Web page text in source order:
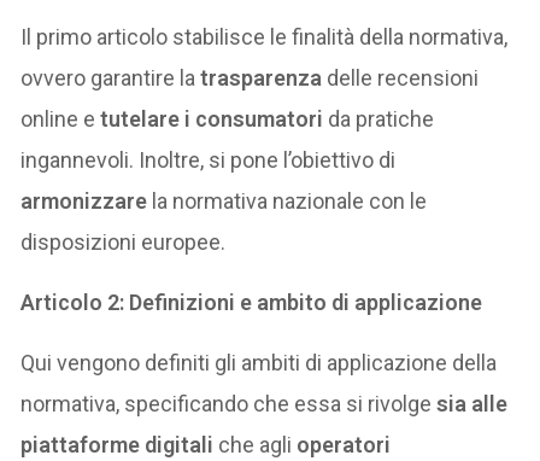
Il primo articolo stabilisce le finalità della normativa,
ovvero garantire latrasparenza delle recensioni
online etutelare i consumatori da pratiche
ingannevoli. Inoltre, si pone l’obiettivo di
armonizzare la normativa nazionale con le
disposizioni europee.
Articolo 2: Definizioni e ambito di applicazione
Qui vengono definiti gli ambiti di applicazione della
normativa, specificando che essa si rivolgesia alle
piattaforme digitali che agli operatori